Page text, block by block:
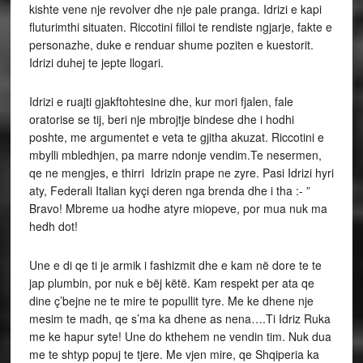
kishte vene nje revolver dhe nje pale pranga. Idrizi e kapi
fluturimthi situaten. Riccotini filloi te rendiste ngjarje, fakte e
personazhe, duke e renduar shume poziten e kuestorit.
Idrizi duhej te jepte llogari.
Idrizi e ruajti gjakftohtesine dhe, kur mori fjalen, fale
oratorise se tij, beri nje mbrojtje bindese dhe i hodhi
poshte, me argumentet e veta te gjitha akuzat. Riccotini e
mbylli mbledhjen, pa marre ndonje vendim.Te nesermen,
qe ne mengjes, e thirri Idrizin prape ne zyre. Pasi Idrizi hyri
aty, Federali Italian kyçi deren nga brenda dhe i tha :- ”
Bravo! Mbreme ua hodhe atyre miopeve, por mua nuk ma
hedh dot!
Une e di qe ti je armik i fashizmit dhe e kam në dore te te
jap plumbin, por nuk e bëj këtë. Kam respekt per ata qe
dine ç’bejne ne te mire te popullit tyre. Me ke dhene nje
mesim te madh, qe s’ma ka dhene as nena….Ti Idriz Ruka
me ke hapur syte! Une do kthehem ne vendin tim. Nuk dua
me te shtyp popuj te tjere. Me vjen mire, qe Shqiperia ka